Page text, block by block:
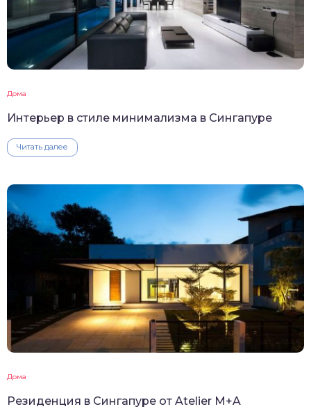
Дома
Интерьер в стиле минимализма в Сингапуре
Читать далее
Дома
Резиденция в Сингапуре от Atelier M+A